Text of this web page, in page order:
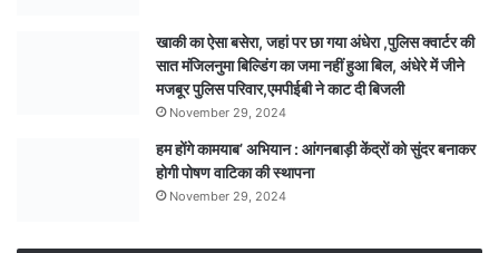
खाकी का ऐसा बसेरा, जहां पर छा गया अंधेरा ,पुलिस क्वार्टर की
सात मंजिलनुमा बिल्डिंग का जमा नहीं हुआ बिल, अंधेरे में जीने
मजबूर पुलिस परिवार,एमपीईबी ने काट दी बिजली
November 29, 2024
हम होंगे कामयाब’ अभियान : आंगनबाड़ी केंद्रों को सुंदर बनाकर
होगी पोषण वाटिका की स्थापना
November 29, 2024